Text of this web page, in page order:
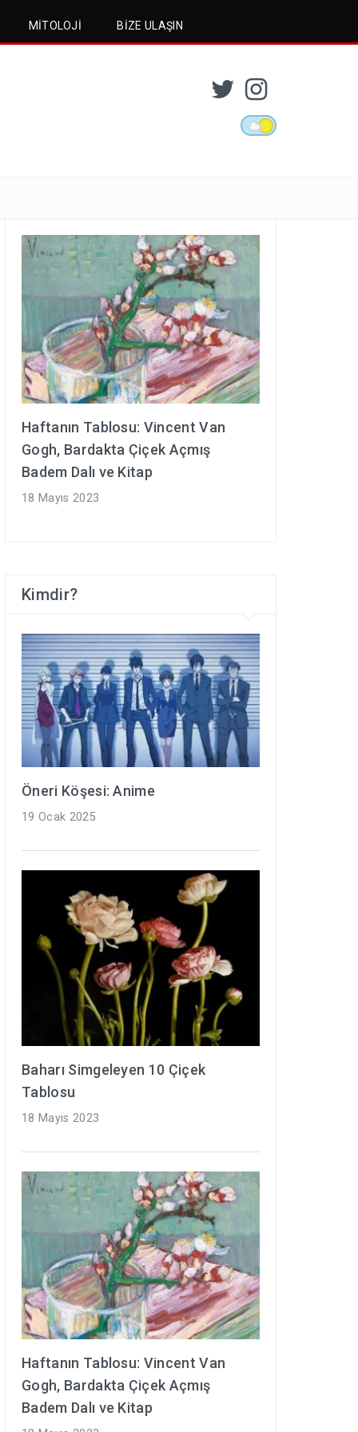
MITOLOJI BIZE ULAŞIN
Haftanın Tablosu: Vincent Van
Gogh, Bardakta Çiçek Açmış
Badem Dalı ve Kitap
18 Mayıs 2023
Kimdir?
Öneri Köşesi: Anime
19 Ocak 2025
Baharı Simgeleyen 10 Çiçek
Tablosu
18 Mayıs 2023
Haftanın Tablosu: Vincent Van
Gogh, Bardakta Çiçek Açmış
Badem Dalı ve Kitap